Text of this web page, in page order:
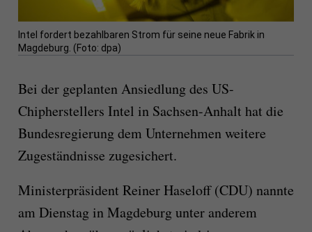
Intel fordert bezahlbaren Strom für seine neue Fabrik in
Magdeburg. (Foto: dpa)
Bei der geplanten Ansiedlung des US-
Chipherstellers Intel in Sachsen-Anhalt hat die
Bundesregierung dem Unternehmen weitere
Zugeständnisse zugesichert.
Ministerpräsident Reiner Haseloff (CDU) nannte
am Dienstag in Magdeburg unter anderem